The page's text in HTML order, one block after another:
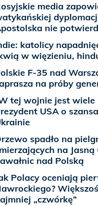
media
nie
katolicy
w więzieniu,
F-35 nad
na próby
tej wojnie jest wiele
USA o
spadło na
na Jasną
nad Polską
Polacy oceniają
„czwórkę”